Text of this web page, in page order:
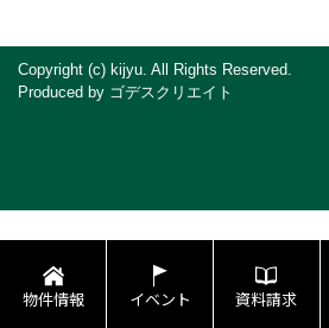
Copyright (c) kijyu. All Rights Reserved.
Produced by ゴデスクリエイト
物件情報 イベント 資料請求